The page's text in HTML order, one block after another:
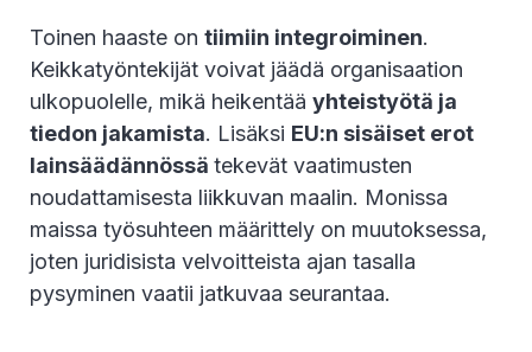
Toinen haaste on tiimiin integroiminen.
Keikkatyöntekijät voivat jäädä organisaation
ulkopuolelle, mikä heikentää yhteistyötä ja
tiedon jakamista. Lisäksi EU:n sisäiset erot
lainsäädännössä tekevät vaatimusten
noudattamisesta liikkuvan maalin. Monissa
maissa työsuhteen määrittely on muutoksessa,
joten juridisista velvoitteista ajan tasalla
pysyminen vaatii jatkuvaa seurantaa.